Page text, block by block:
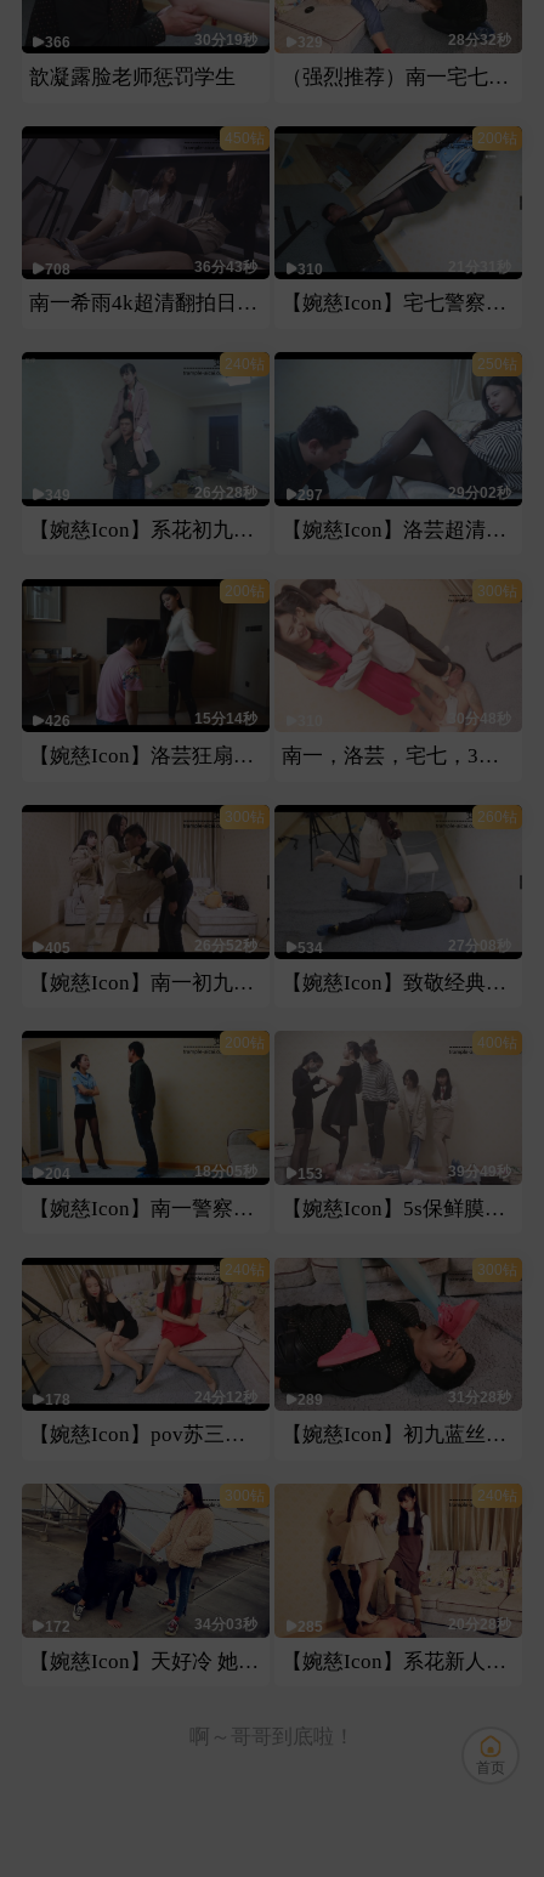
366 30分19秒
歆凝露脸老师惩罚学生
329 28分32秒
（强烈推荐）南一宅七棉袜裸足虐脸
450钻
708 36分43秒
南一希雨4k超清翻拍日本番号片第二部
200钻
310
【婉慈Icon】宅七警察审犯人
240钻
349 26分28秒
【婉慈Icon】系花初九骑马骑脖子
250钻
297 29分02秒
【婉慈Icon】洛芸超清牛奶黑丝
200钻
426 15分14秒
【婉慈Icon】洛芸狂扇家务奴耳光
300钻
30分48秒
南一，洛芸，宅七，3人白袜运动鞋调教
300钻
405 26分52秒
【婉慈Icon】南一初九暴力踢踹
260钻
534 27分08秒
【婉慈Icon】致敬经典曼捌多视角踢裆
200钻
204 18分05秒
【婉慈Icon】南一警察羞辱耳光
400钻
153 39分49秒
【婉慈Icon】5s保鲜膜包暴力踩踏
240钻
178 24分12秒
【婉慈Icon】pov苏三曼捌第一视角
300钻
289 31分28秒
【婉慈Icon】初九蓝丝恋足腿脚绞坐脸插嘴
300钻
172 34分03秒
【婉慈Icon】天好冷 她更冷
240钻
285 20分28秒
【婉慈Icon】系花新人双s皮鞋高跟纯踩踏
啊～哥哥到底啦！
首页